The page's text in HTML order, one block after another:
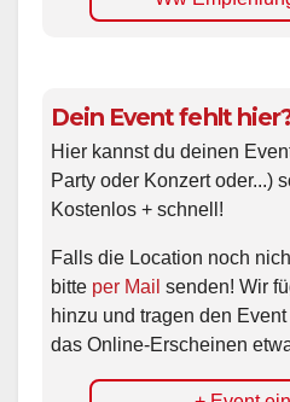
Dein Event fehlt
Hier kannst du deinen
Party oder Konzert oder...)
Kostenlos + schnell!
Falls die Location noch
bitte per Mail senden! Wir
hinzu und tragen den
das Online-Erscheinen